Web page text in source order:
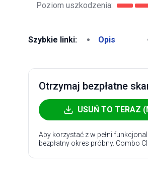
Poziom uszkodzenia:
Szybkie linki: Opis
Otrzymaj bezpłatne
USUŃ TO TERAZ
Aby korzystać z w pełni
bezpłatny okres próbny. Combo